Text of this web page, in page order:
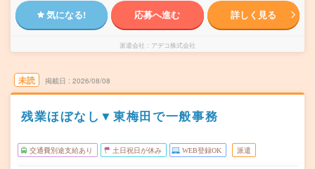
気になる! 応募へ進む 詳しく見る
派遣会社 アデコ株式会社
未読 掲載日 2026/08/08
残業ほぼなし▼東梅田で一般事務
交通費別途支給あり 土日祝日が休み WEB登録OK 派遣